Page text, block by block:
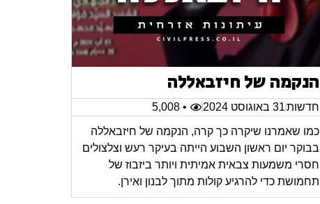
הנקמה של חיזבאללה
חדשות31 באוגוסט 2024 • 5,008
כמו שאמרנו שיקרה כך קרה, הנקמה של חיזבאללה
בבוקר יום ראשון השבוע הייתה בעיקר רעש וצלצולים
חסרי משמעות צבאית אמיתית ויותר ביזבוז של
תחמושת כדי להרגיע קולות מתוך לבנון ואירן.